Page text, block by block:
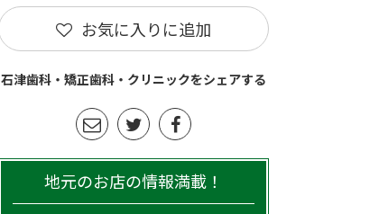
お気に入りに追加
石津歯科・矯正歯科・クリニックをシェアする
地元のお店の情報満載！